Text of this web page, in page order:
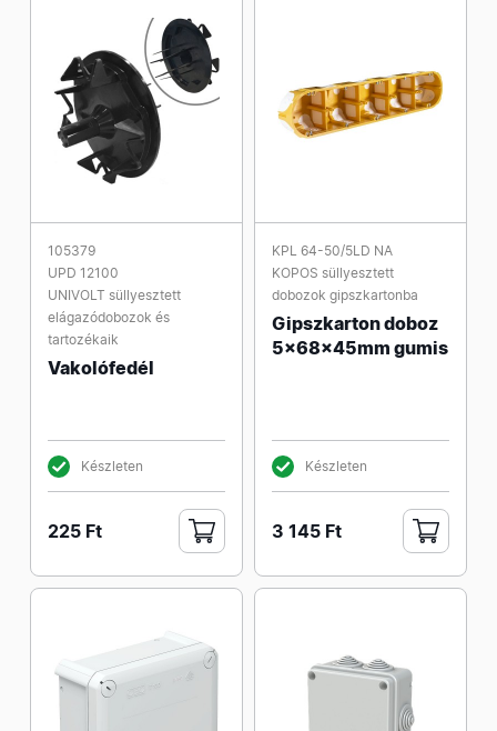
105379
UPD 12100
UNIVOLT süllyesztett
elágazódobozok és
tartozékaik
Vakolófedél
Készleten
225 Ft
KPL 64-50/5LD NA
KOPOS süllyesztett
dobozok gipszkartonba
Gipszkarton doboz
5x68x45mm gumis
Készleten
3 145 Ft